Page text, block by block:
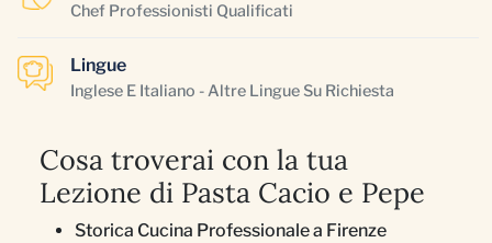
Chef Professionisti Qualificati
Lingue
Inglese E Italiano - Altre Lingue Su Richiesta
Cosa troverai con la tua
Lezione di Pasta Cacio e Pepe
Storica Cucina Professionale a Firenze